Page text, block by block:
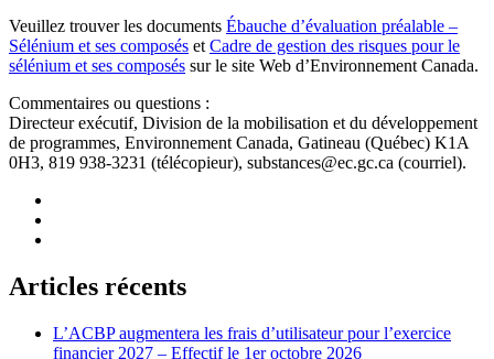
Veuillez trouver les documents Ébauche d’évaluation préalable –
Sélénium et ses composés etCadre de gestion des risques pour le
sélénium et ses composés sur le site Web d’Environnement Canada.
Commentaires ou questions :
Directeur exécutif, Division de la mobilisation et du développement
de programmes, Environnement Canada, Gatineau (Québec) K1A
0H3, 819 938-3231 (télécopieur), substances@ec.gc.ca (courriel).
Articles récents
L’ACBP augmentera les frais d’utilisateur pour l’exercice
financier 2027 – Effectif le 1er octobre 2026